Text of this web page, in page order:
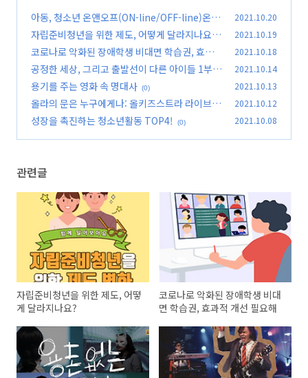
아동, 청소년 온앤오프(ON-line/OFF-line)온라
인 ② 어린이용 SNS, 어떻게 생각해? (0)
2021.10.20
자립준비청년을 위한 제도, 어떻게 달라지나요?
(0)
2021.10.19
코로나로 악화된 장애학생 비대면 학습권, 효과
적 개선 필요해 (0)
2021.10.18
공정한 세상, 그리고 출발선이 다른 아이들 1부
(0)
2021.10.14
용기를 주는 영화 속 명대사 (0) 2021.10.13
올라의 문은 누구에게나: 올키즈스트라 라이브
음악교육이 알려주는 클래식 음악 (0)
2021.10.12
성장을 촉진하는 청소년활동 TOP4! (0) 2021.10.08
관련글
자립준비청년을 위한 제도, 어떻
게 달라지나요?
코로나로 악화된 장애학생 비대
면 학습권, 효과적 개선 필요해